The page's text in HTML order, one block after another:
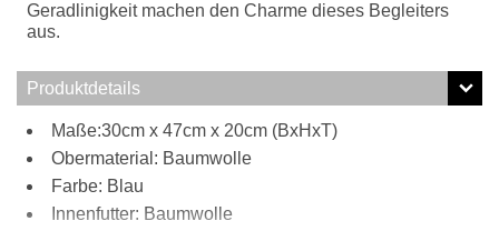
Geradlinigkeit machen den Charme dieses Begleiters
aus.
Produktdetails
Maße:30cm x 47cm x 20cm (BxHxT)
Obermaterial: Baumwolle
Farbe: Blau
Innenfutter: Baumwolle